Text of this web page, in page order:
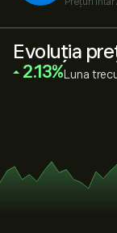
Evoluția
‎2.13‎ Luna